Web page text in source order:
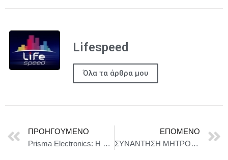
Lifespeed
Όλα τα άρθρα μου
ΠΡΟΗΓΟΎΜΕΝΟ
Prisma Electronics: Η πρώτη ελληνική εταιρεία που στέλνει νανοδορυφόρο στο διάστημα
ΕΠΌΜΕΝΟ
ΣΥΝΑΝΤΗΣΗ ΜΗΤΡΟΠΟΛΙΤΗ ΚΙΤΡΟΥΣ ΓΕΩΡΓΙΟΥ ΜΕ ΤΟΝ ΠΡΩΘΥΠΟΥΡΓΟ ΚΥΡΙΑΚΟ ΜΗΤΣΟΤΑΚΗ